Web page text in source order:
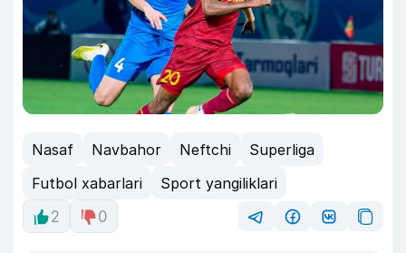
Nasaf Navbahor Neftchi
Superliga
Futbol xabarlari
Sport yangiliklari
2
0